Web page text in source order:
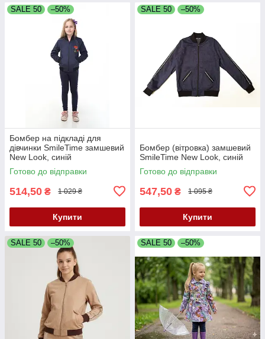
SALE 50 –50%
Бомбер на підкладі для
дівчинки SmileTime замшевий
New Look, синій
Готово до відправки
514,50 ₴ 1 029 ₴
Купити
SALE 50 –50%
Бомбер (вітровка) замшевий
SmileTime New Look, синій
Готово до відправки
547,50 ₴ 1 095 ₴
Купити
SALE 50 –50% SALE 50 –50%